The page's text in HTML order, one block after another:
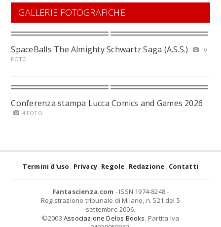
GALLERIE FOTOGRAFICHE
SpaceBalls The Almighty Schwartz Saga (A.S.S.)
10
FOTO
Conferenza stampa Lucca Comics and Games 2026
4 FOTO
Termini d'uso Privacy Regole Redazione Contatti
Fantascienza.com - ISSN 1974-8248 -
Registrazione tribunale di Milano, n. 521 del 5
settembre 2006.
©2003 Associazione Delos Books. Partita Iva